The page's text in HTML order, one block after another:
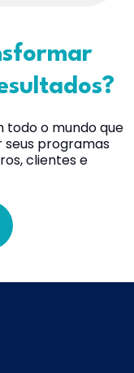
todo o mundo que
seus programas
clientes e